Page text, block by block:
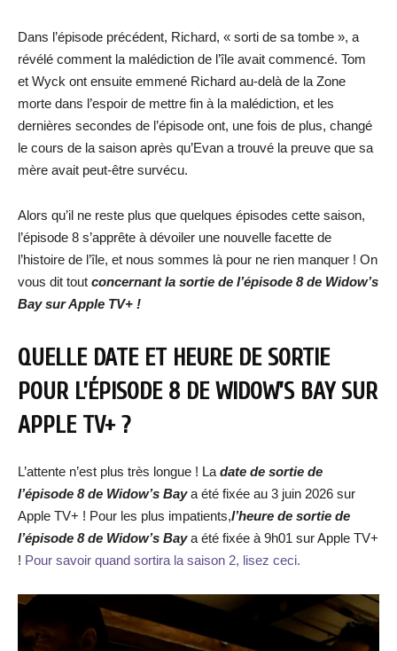
Dans l’épisode précédent, Richard, « sorti de sa tombe », a
révélé comment la malédiction de l’île avait commencé. Tom
et Wyck ont ensuite emmené Richard au-delà de la Zone
morte dans l’espoir de mettre fin à la malédiction, et les
dernières secondes de l’épisode ont, une fois de plus, changé
le cours de la saison après qu’Evan a trouvé la preuve que sa
mère avait peut-être survécu.
Alors qu’il ne reste plus que quelques épisodes cette saison,
l’épisode 8 s’apprête à dévoiler une nouvelle facette de
l’histoire de l’île, et nous sommes là pour ne rien manquer ! On
vous dit tout concernant la sortie de l’épisode 8 de Widow’s
Bay sur Apple TV+ !
QUELLE DATE ET HEURE DE SORTIE
POUR L’ÉPISODE 8 DE WIDOW’S BAY SUR
APPLE TV+ ?
L’attente n’est plus très longue ! La date de sortie de
l’épisode 8 de Widow’s Baya été fixée au 3 juin 2026 sur
Apple TV+ ! Pour les plus impatients,l’heure de sortie de
l’épisode 8 de Widow’s Bay a été fixée à 9h01 sur Apple TV+
! Pour savoir quand sortira la saison 2, lisez ceci.